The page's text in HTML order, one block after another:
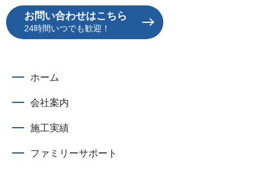
お問い合わせはこちら
24時間いつでも歓迎！
ホーム
会社案内
施工実績
ファミリーサポート